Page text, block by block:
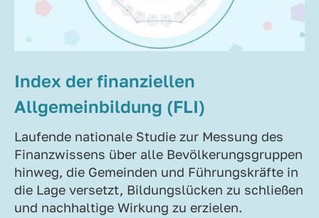
Index der finanziellen
Allgemeinbildung (FLI)
Laufende nationale Studie zur Messung des
Finanzwissens über alle Bevölkerungsgruppen
hinweg, die Gemeinden und Führungskräfte in
die Lage versetzt, Bildungslücken zu schließen
und nachhaltige Wirkung zu erzielen.